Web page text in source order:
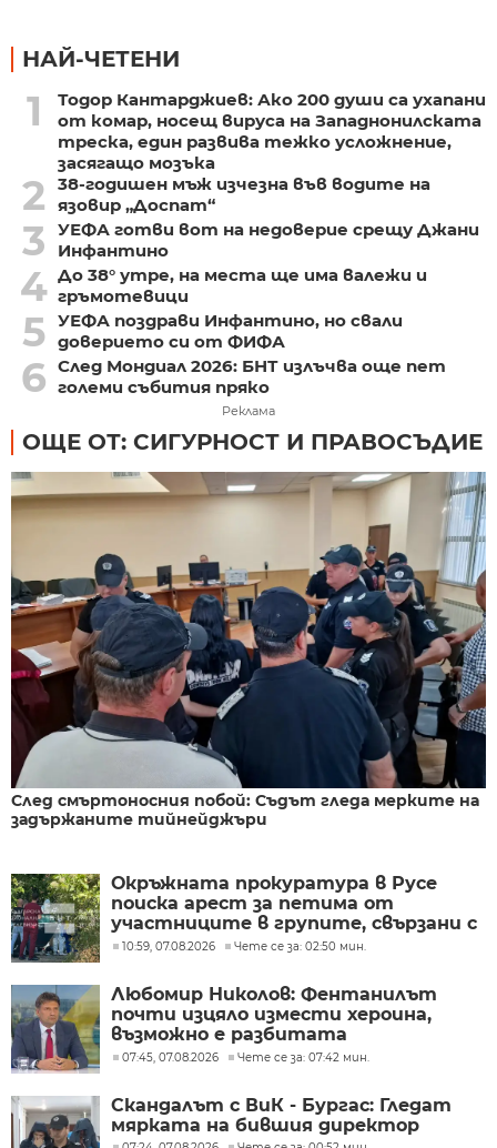
НАЙ-ЧЕТЕНИ
1
Тодор Кантарджиев: Ако 200 души са ухапани
от комар, носещ вируса на Западнонилската
треска, един развива тежко усложнение,
засягащо мозъка
2
38-годишен мъж изчезна във водите на
язовир „Доспат“
3
УЕФА готви вот на недоверие срещу Джани
Инфантино
4 До 38° утре, на места ще има валежи и
гръмотевици
5 УЕФА поздрави Инфантино, но свали
доверието си от ФИФА
6 След Мондиал 2026: БНТ излъчва още пет
големи събития пряко
Реклама
ОЩЕ ОТ: СИГУРНОСТ И ПРАВОСЪДИЕ
След смъртоносния побой: Съдът гледа мерките на
задържаните тийнейджъри
Окръжната прокуратура в Русе
поиска арест за петима от
участниците в групите, свързани с
разбитата лаборатория за
10:59, 07.08.2026 Чете се за: 02:50 мин.
Любомир Николов: Фентанилът
почти изцяло измести хероина,
възможно е разбитата
лаборатория да е единствената у
07:45, 07.08.2026 Чете се за: 07:42 мин.
Скандалът с ВиК - Бургас: Гледат
мярката на бившия директор